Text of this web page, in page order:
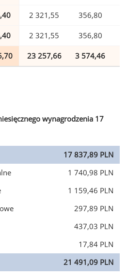
2 321,55 356,80
2 321,55 356,80
23 257,66 3 574,46
wynagrodzenia 17
17 837,89 PLN
1 740,98 PLN
1 159,46 PLN
297,89 PLN
437,03 PLN
17,84 PLN
21 491,09 PLN